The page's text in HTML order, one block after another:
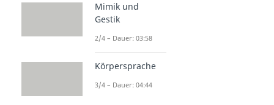
Mimik und
Gestik
2/4 – Dauer: 03:58
Körpersprache
3/4 – Dauer: 04:44